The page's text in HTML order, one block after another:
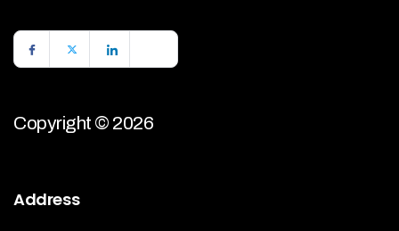
Copyright © 2026
Address